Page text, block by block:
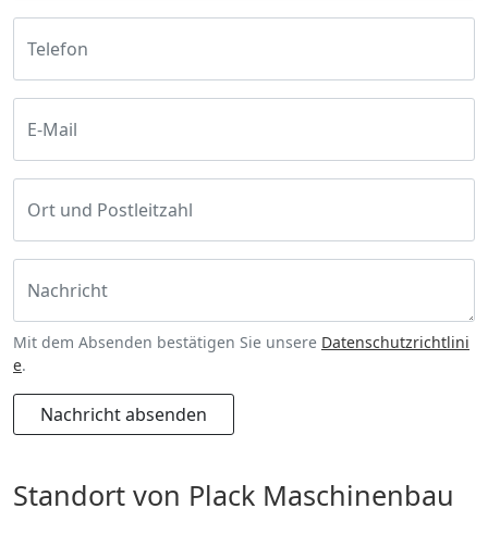
Telefon
E-Mail
Ort und Postleitzahl
Nachricht
Mit dem Absenden bestätigen Sie unsere Datenschutzrichtlini
e.
Nachricht absenden
Standort von Plack Maschinenbau